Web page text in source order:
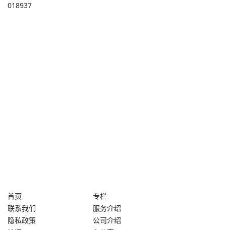
018937
首页
专栏
联系我们
服务介绍
隐私政策
公司介绍